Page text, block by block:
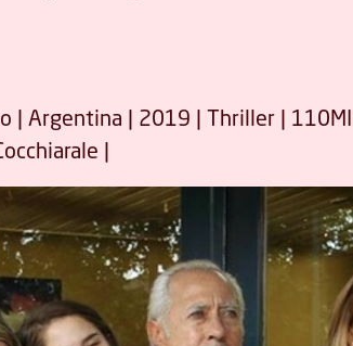
| Argentina | 2019 | Thriller |
|